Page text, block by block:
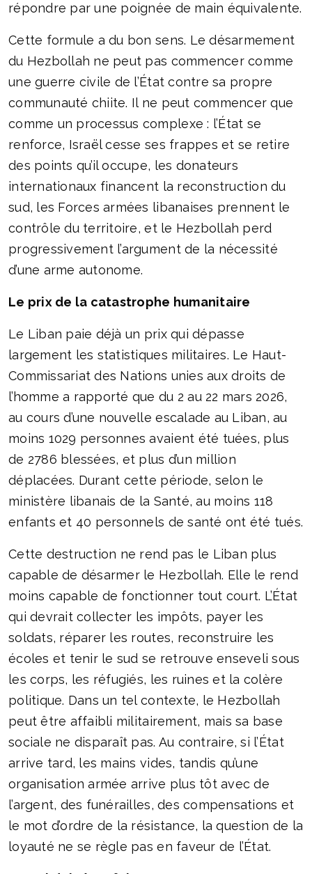
répondre par une poignée de main équivalente.
Cette formule a du bon sens. Le désarmement
du Hezbollah ne peut pas commencer comme
une guerre civile de l’État contre sa propre
communauté chiite. Il ne peut commencer que
comme un processus complexe : l’État se
renforce, Israël cesse ses frappes et se retire
des points qu’il occupe, les donateurs
internationaux financent la reconstruction du
sud, les Forces armées libanaises prennent le
contrôle du territoire, et le Hezbollah perd
progressivement l’argument de la nécessité
d’une arme autonome.
Le prix de la catastrophe humanitaire
Le Liban paie déjà un prix qui dépasse
largement les statistiques militaires. Le Haut-
Commissariat des Nations unies aux droits de
l’homme a rapporté que du 2 au 22 mars 2026,
au cours d’une nouvelle escalade au Liban, au
moins 1029 personnes avaient été tuées, plus
de 2786 blessées, et plus d’un million
déplacées. Durant cette période, selon le
ministère libanais de la Santé, au moins 118
enfants et 40 personnels de santé ont été tués.
Cette destruction ne rend pas le Liban plus
capable de désarmer le Hezbollah. Elle le rend
moins capable de fonctionner tout court. L’État
qui devrait collecter les impôts, payer les
soldats, réparer les routes, reconstruire les
écoles et tenir le sud se retrouve enseveli sous
les corps, les réfugiés, les ruines et la colère
politique. Dans un tel contexte, le Hezbollah
peut être affaibli militairement, mais sa base
sociale ne disparaît pas. Au contraire, si l’État
arrive tard, les mains vides, tandis qu’une
organisation armée arrive plus tôt avec de
l’argent, des funérailles, des compensations et
le mot d’ordre de la résistance, la question de la
loyauté ne se règle pas en faveur de l’État.